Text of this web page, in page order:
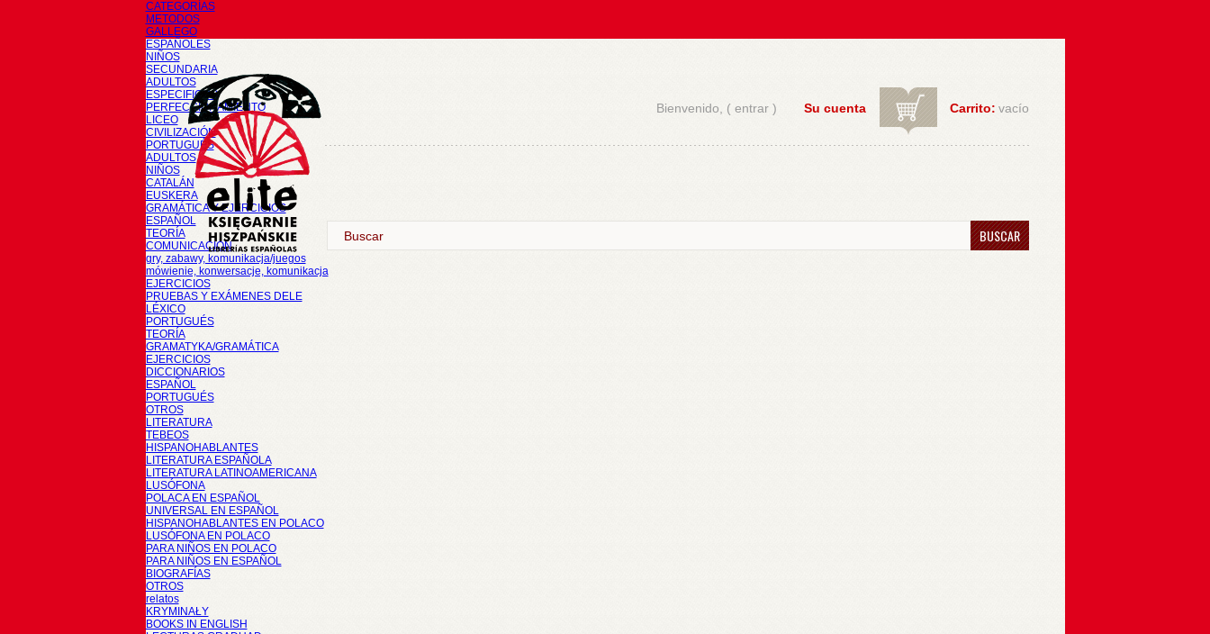
CATEGORÍAS
METODOS
GALLEGO
ESPAÑOLES
NIÑOS
SECUNDARIA
ADULTOS
ESPECIFICOS
PERFECCIONAMIENTO
LICEO
CIVILIZACIÓN
PORTUGUÉS
ADULTOS
NIÑOS
CATALÁN
EUSKERA
GRAMÁTICA Y EJERCICIOS
ESPAÑOL
TEORÍA
COMUNICACIÓN
gry, zabawy, komunikacja/juegos
mówienie, konwersacje, komunikacja
EJERCICIOS
PRUEBAS Y EXÁMENES DELE
LÉXICO
PORTUGUÉS
TEORÍA
GRAMATYKA/GRAMÁTICA
EJERCICIOS
DICCIONARIOS
ESPAÑOL
PORTUGUÉS
OTROS
LITERATURA
TEBEOS
HISPANOHABLANTES
LITERATURA ESPAÑOLA
LITERATURA LATINOAMERICANA
LUSÓFONA
POLACA EN ESPAÑOL
UNIVERSAL EN ESPAÑOL
HISPANOHABLANTES EN POLACO
LUSÓFONA EN POLACO
PARA NIÑOS EN POLACO
PARA NIÑOS EN ESPAÑOL
BIOGRAFÍAS
OTROS
relatos
KRYMINAŁY
BOOKS IN ENGLISH
Carrito: vacío
Su cuenta
Bienvenido, ( entrar)
BUSCAR